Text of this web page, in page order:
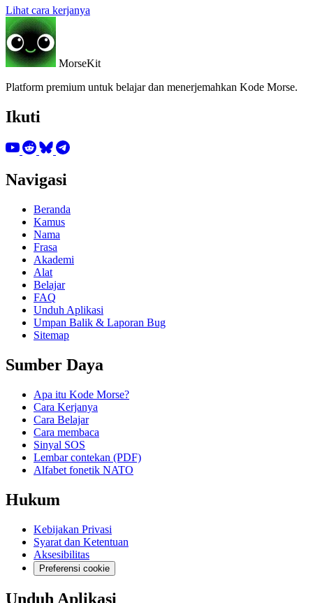
Lihat cara kerjanya
MorseKit
Platform premium untuk belajar dan menerjemahkan Kode Morse.
Ikuti
Navigasi
Beranda
Kamus
Nama
Frasa
Akademi
Alat
Belajar
FAQ
Unduh Aplikasi
Umpan Balik & Laporan Bug
Sitemap
Sumber Daya
Apa itu Kode Morse?
Cara Kerjanya
Cara Belajar
Cara membaca
Sinyal SOS
Lembar contekan (PDF)
Alfabet fonetik NATO
Hukum
Kebijakan Privasi
Syarat dan Ketentuan
Aksesibilitas
Preferensi cookie
Unduh Aplikasi